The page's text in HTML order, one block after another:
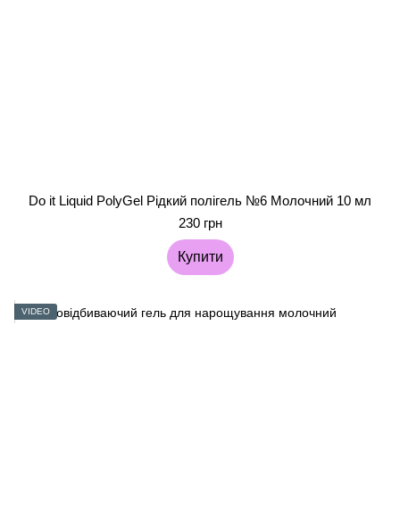
Do it Liquid PolyGel Рідкий полігель №6 Молочний 10 мл
230 грн
Купити
VIDEO